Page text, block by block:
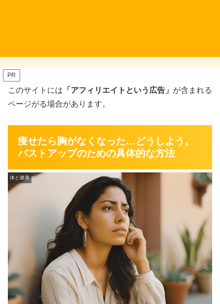
PR
このサイトには 「アフィリエイトという広告」 が含まれる
ページがる場合があります。
痩せたら胸がなくなった…どうしよう。
バストアップのための具体的な方法
体と健康